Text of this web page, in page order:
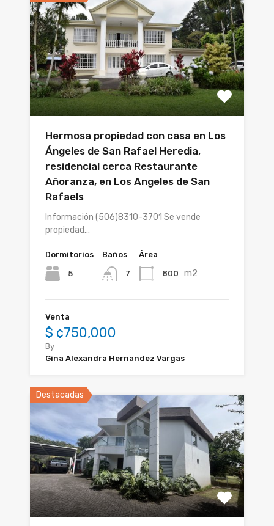
Hermosa propiedad con casa en Los
Ángeles de San Rafael Heredia,
residencial cerca Restaurante
Añoranza, en Los Angeles de San
Rafaels
Información (506)8310-3701 Se vende
propiedad…
Dormitorios
5
Baños
7
Área
800 m2
Venta
$ ¢750,000
By
Gina Alexandra Hernandez Vargas
Destacadas